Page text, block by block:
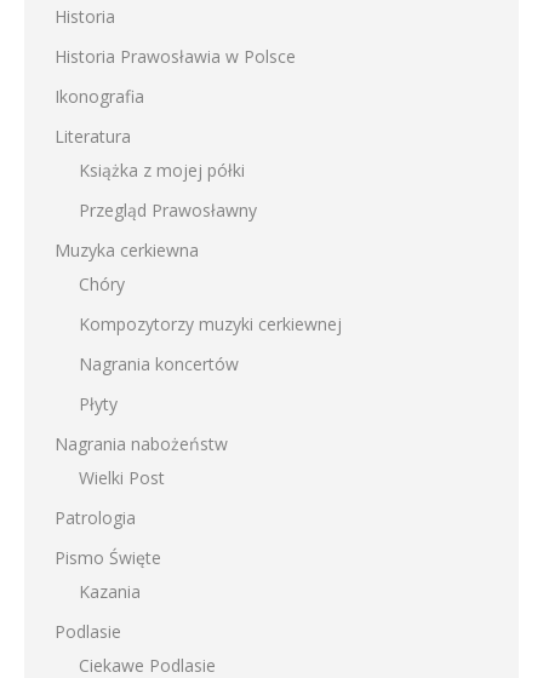
Historia
Historia Prawosławia w Polsce
Ikonografia
Literatura
Książka z mojej półki
Przegląd Prawosławny
Muzyka cerkiewna
Chóry
Kompozytorzy muzyki cerkiewnej
Nagrania koncertów
Płyty
Nagrania nabożeństw
Wielki Post
Patrologia
Pismo Święte
Kazania
Podlasie
Ciekawe Podlasie